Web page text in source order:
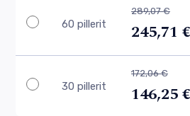
60 pillerit
289,07 €
245,71 €
30 pillerit
172,06 €
146,25 €